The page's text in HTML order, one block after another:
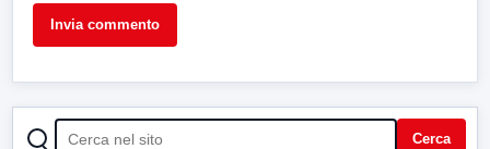
CERCA Cerca